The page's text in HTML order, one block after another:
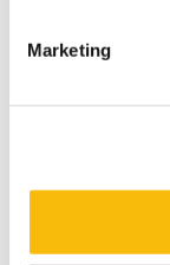
Marketing
Working Paper
werkt Van
met actuele